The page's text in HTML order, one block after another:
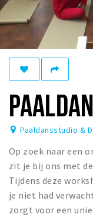
New in town?
WONEN
Woonruimte
Inschrijven
Zorgverzekering
Huisarts en
Q&A
KORTING
Breda Student
Draai aan het rad!
Paaldansstudio &
Op zoek naar een
zit je bij ons met
Tijdens deze
je niet had
zorgt voor een